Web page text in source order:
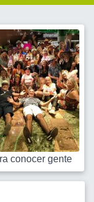
conocer gente